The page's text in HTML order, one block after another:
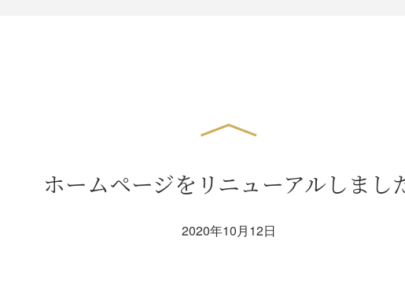
ホームページをリニューアルしまし
2020年10月12日